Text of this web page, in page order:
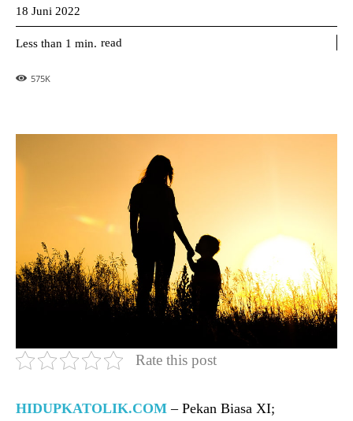
18 Juni 2022
Less than 1 min. read
575K
Rate this post
HIDUPKATOLIK.COM – Pekan Biasa XI;